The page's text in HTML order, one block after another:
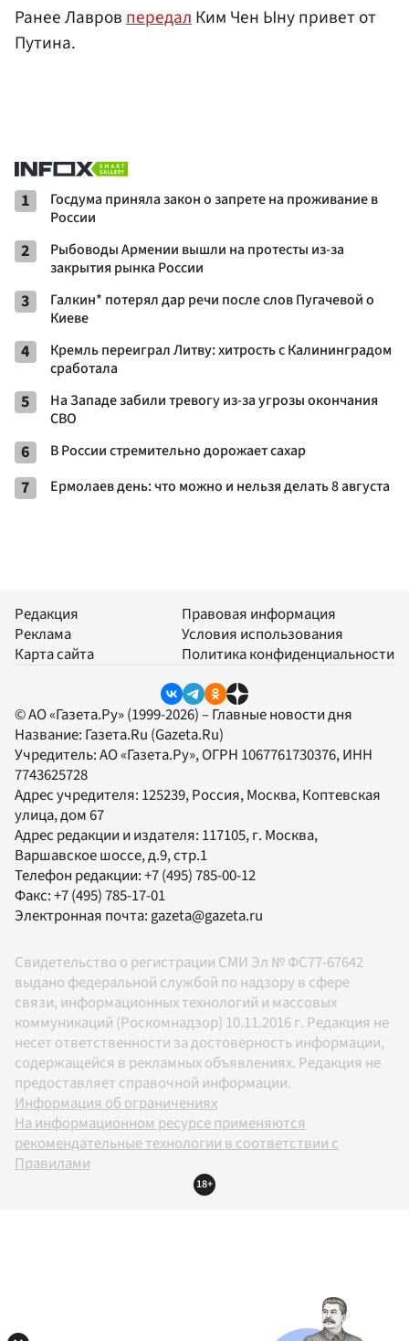
Ранее ЛавровпередалКим Чен Ыну привет от
Путина.
1
Госдума приняла закон о запрете на проживание в
России
2
Рыбоводы Армении вышли на протесты из-за
закрытия рынка России
3
Галкин* потерял дар речи после слов Пугачевой о
Киеве
4
Кремль переиграл Литву: хитрость с Калининградом
сработала
5
На Западе забили тревогу из-за угрозы окончания
СВО
6 В России стремительно дорожает сахар
7 Ермолаев день: что можно и нельзя делать 8 августа
Редакция
Реклама
Карта сайта
Правовая информация
Условия использования
Политика конфиденциальности
© АО «Газета.Ру» (1999-2026) – Главные новости дня
Название: Газета.Ru (Gazeta.Ru)
Учредитель:АО «Газета.Ру», ОГРН 1067761730376, ИНН
7743625728
Адрес учредителя: 125239, Россия, Москва, Коптевская
улица, дом 67
Адрес редакции и издателя: 117105, г. Москва,
Варшавское шоссе, д.9, стр.1
Телефон редакции:+7 (495) 785-00-12
Факс:+7 (495) 785-17-01
Электронная почта: gazeta@gazeta.ru
Свидетельство о регистрации СМИ Эл № ФС77-67642
выдано федеральной службой по надзору в сфере
связи, информационных технологий и массовых
коммуникаций (Роскомнадзор) 10.11.2016 г. Редакция не
несет ответственности за достоверность информации,
содержащейся в рекламных объявлениях. Редакция не
предоставляет справочной информации.
Информация об ограничениях
На информационном ресурсе применяются
рекомендательные технологии в соответствии с
Правилами
18+